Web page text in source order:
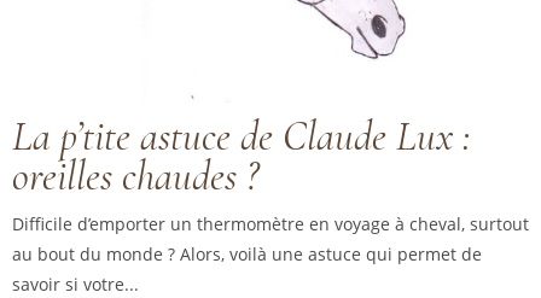
La p’tite astuce de Claude Lux :
oreilles chaudes ?
Difficile d’emporter un thermomètre en voyage à cheval, surtout
au bout du monde ? Alors, voilà une astuce qui permet de
savoir si votre...